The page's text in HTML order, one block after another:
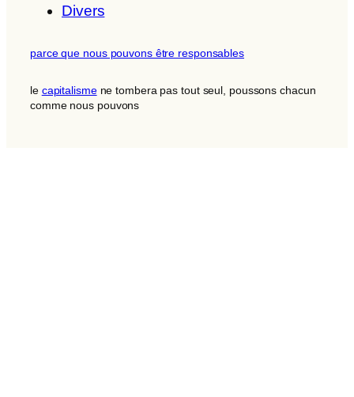
Divers
parce que nous pouvons être responsables
le capitalismene tombera pas tout seul, poussons chacun
comme nous pouvons